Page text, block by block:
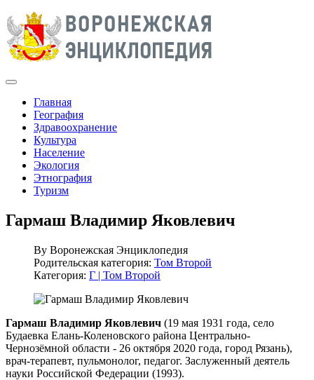
Главная
География
Здравоохранение
Культура
Население
Экология
Этнография
Туризм
Гармаш Владимир Яковлевич
By Воронежская Энциклопедия
Родительская категория: Том Второй
Категория: Г | Том Второй
Гармаш Владимир Яковлевич (19 мая 1931 года, село
Будаевка Елань-Коленовского района Центрально-
Чернозёмной области - 26 октября 2020 года, город Рязань),
врач-терапевт, пульмонолог, педагог. Заслуженный деятель
науки Российской Федерации (1993).